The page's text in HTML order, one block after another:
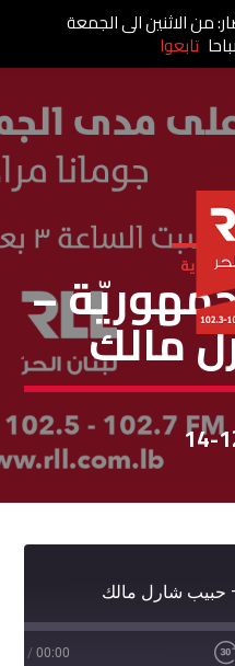
–
مالك
14-
حبيب شارل مالك
Fast
00:00
/
الاثنين الى الجمعة
تابعوا